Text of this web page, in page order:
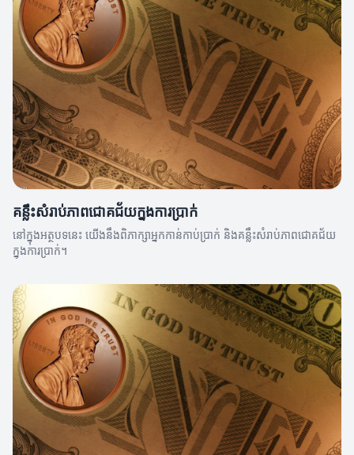
គន្លឹះសំរាប់ភាពជោគជ័យក្នុងការប្រាក់
នៅក្នុងអត្ថបទនេះ យើងនឹងពិភាក្សាអ្នកកាន់កាប់ប្រាក់ និងគន្លឹះសំរាប់ភាពជោគជ័យ
ក្នុងការប្រាក់។